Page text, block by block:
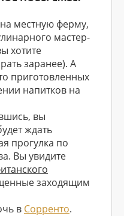
местную ферму,
мастер-
хотите
заранее). А
приготовленных
напитков на
вы
ждать
прогулка по
Вы увидите
заходящим
в Сорренто.